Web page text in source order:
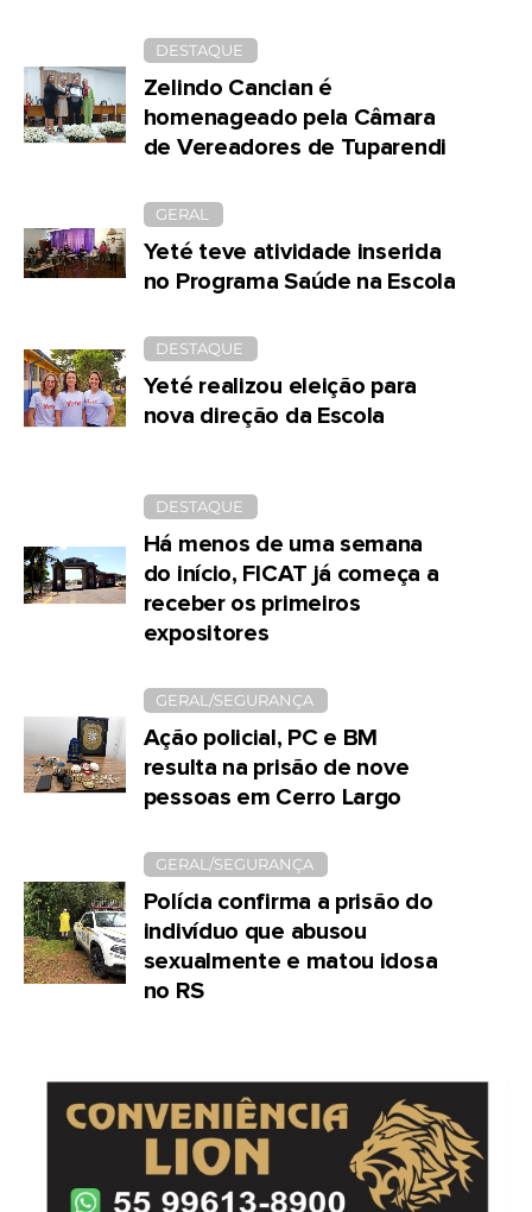
DESTAQUE
Zelindo Cancian é
homenageado pela Câmara
de Vereadores de Tuparendi
GERAL
Yeté teve atividade inserida
no Programa Saúde na Escola
DESTAQUE
Yeté realizou eleição para
nova direção da Escola
DESTAQUE
Há menos de uma semana
do início, FICAT já começa a
receber os primeiros
expositores
GERAL/SEGURANÇA
Ação policial, PC e BM
resulta na prisão de nove
pessoas em Cerro Largo
GERAL/SEGURANÇA
Polícia confirma a prisão do
indivíduo que abusou
sexualmente e matou idosa
no RS